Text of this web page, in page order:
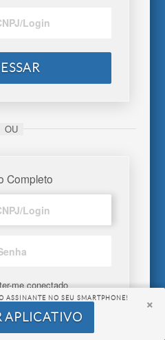
OU
Completo
me conectado
ASSINANTE NO SEU SMARTPHONE!
APLICATIVO